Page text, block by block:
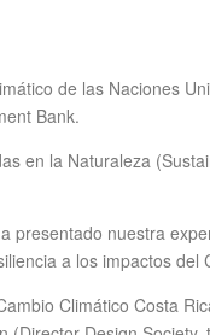
de las Naciones
Bank.
en la Naturaleza
presentado nuestra
a los impactos del
Climático Costa